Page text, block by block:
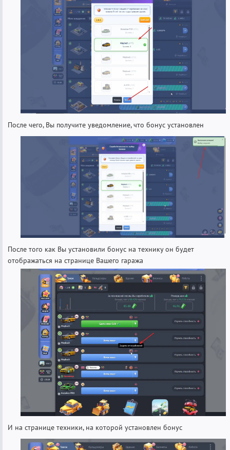
После чего, Вы получите уведомление, что бонус установлен
После того как Вы установили бонус на технику он будет
отображаться на странице Вашего гаража
И на странице техники, на которой установлен бонус